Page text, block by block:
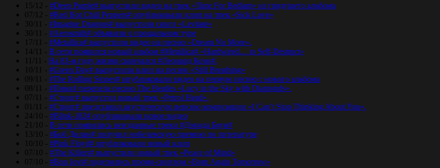
15/12 - #Deep Purple# выпустили видео на трек «Time For Bedlam» из грядущего альбома
07/12 - #Red Hot Chili Peppers# опубликовали клип на трек «Sick Love»
30/11 - #Imagine Dragons# выпустили сингл «Levitate»
30/11 - #Aerosmith# объявили о прощальном туре
17/11 - #Metallica# выпустили видео на песню «Dream No More».
14/11 - В сети появился новый альбом #Metallica# «Hardwired… to Self-Destruct»
11/11 - На 83-м году жизни скончался #Леонард Коэн#.
10/11 - #Green Day# выпустили клип на песню «Still Breathing»
09/11 - #The Rolling Stones# опубликовали видео на первую песню с нового альбома
08/11 - #Пинк# перепела песню The Beatles «Lucy in the Sky with Diamonds».
07/11 - #Стинг# выпустил новый трек «Petrol Head».
01/11 - #Стинг# представил акустическую версию композиции «I Can’t Stop Thinking About You».
24/10 - #Blink-182# опубликовали новое видео
21/10 - В сети появились неизданные треки #Дэвида Боуи#
13/10 - #Боб Дилан# получил нобелевскую премию по литературе
10/10 - #Pink Floyd# опубликовали новый клип
07/10 - #The Killers# выпустили новый трек «Peace of Mind»
07/10 - #Bon Jovi# поделились промо-синглом «Born Again Tomorrow»